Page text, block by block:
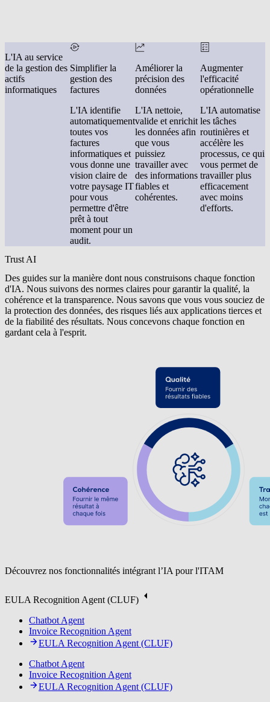
L'IA au service
de la gestion des
actifs
informatiques
Simplifier la
gestion des
factures
L'IA identifie
automatiquement
toutes vos
factures
informatiques et
vous donne une
vision claire de
votre paysage IT
pour vous
permettre d'être
prêt à tout
moment pour un
audit.
Améliorer la
précision des
données
L'IA nettoie,
valide et enrichit
les données afin
que vous
puissiez
travailler avec
des informations
fiables et
cohérentes.
Augmenter
l'efficacité
opérationnelle
L'IA automatise
les tâches
routinières et
accélère les
processus, ce qui
vous permet de
travailler plus
efficacement
avec moins
d'efforts.
Trust AI
Des guides sur la manière dont nous construisons chaque fonction
d'IA. Nous suivons des normes claires pour garantir la qualité, la
cohérence et la transparence. Nous savons que vous vous souciez de
la protection des données, des risques liés aux applications tierces et
de la fiabilité des résultats. Nous concevons chaque fonction en
gardant cela à l'esprit.
Découvrez nos fonctionnalités intégrant l’IA pour l'ITAM
EULA Recognition Agent (CLUF)
Chatbot Agent
Invoice Recognition Agent
EULA Recognition Agent (CLUF)
Chatbot Agent
Invoice Recognition Agent
EULA Recognition Agent (CLUF)